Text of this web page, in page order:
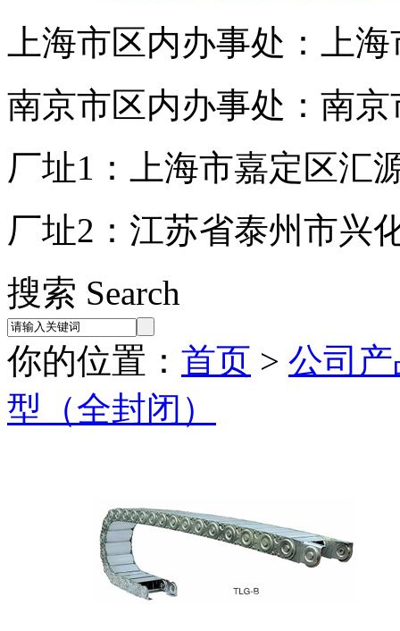
上海市区内办事处：上
南京市区内办事处：南
厂址1：上海市嘉定区汇
厂址2：江苏省泰州市兴
搜索 Search
你的位置： 首页 > 公司
型（全封闭）